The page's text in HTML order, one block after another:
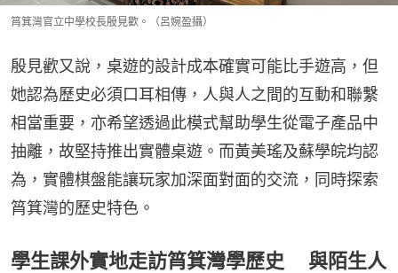
筲箕灣官立中學校長殷見歡。（呂婉盈攝）
殷見歡又說，桌遊的設計成本確實可能比手遊高，但
她認為歷史必須口耳相傳，人與人之間的互動和聯繫
相當重要，亦希望透過此模式幫助學生從電子產品中
抽離，故堅持推出實體桌遊。而黃美瑤及蘇學皖均認
為，實體棋盤能讓玩家加深面對面的交流，同時探索
筲箕灣的歷史特色。
學生課外實地走訪筲箕灣學歷史 與陌生人